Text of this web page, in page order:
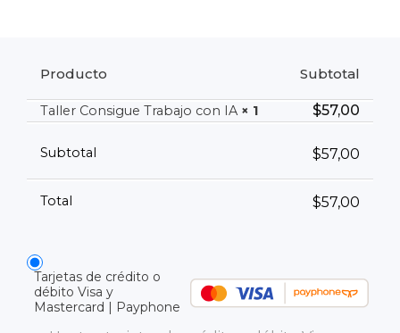
Producto Subtotal
Taller Consigue Trabajo con IA × 1 $57,00
Subtotal $57,00
Total $57,00
Tarjetas de crédito o
débito Visa y
Mastercard | Payphone